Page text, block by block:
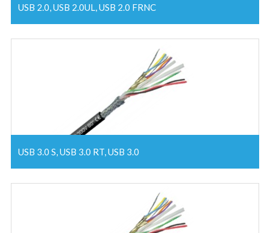
USB 2.0, USB 2.0UL, USB 2.0 FRNC
USB 3.0 S, USB 3.0 RT, USB 3.0